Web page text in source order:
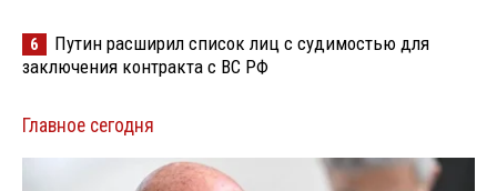
6
Путин расширил список лиц с судимостью для
заключения контракта с ВС РФ
Главное сегодня